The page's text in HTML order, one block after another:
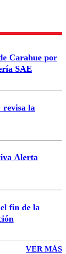
Carahue por
SAE
revisa la
Alerta
fin de la
VER MÁS